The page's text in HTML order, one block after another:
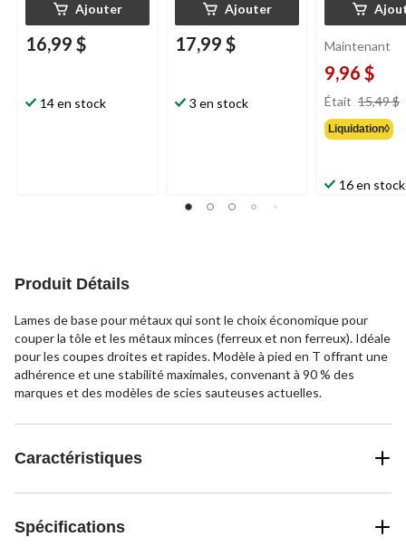
Ajouter
16,99 $
14 en stock
Ajouter
17,99 $
3 en stock
Maintenant
9,96 $
Était 15,49 $
Liquidation◊
16 en stock
Produit Détails
Lames de base pour métaux qui sont le choix économique pour
couper la tôle et les métaux minces (ferreux et non ferreux). Idéale
pour les coupes droites et rapides. Modèle à pied en T offrant une
adhérence et une stabilité maximales, convenant à 90 % des
marques et des modèles de scies sauteuses actuelles.
Caractéristiques
Spécifications